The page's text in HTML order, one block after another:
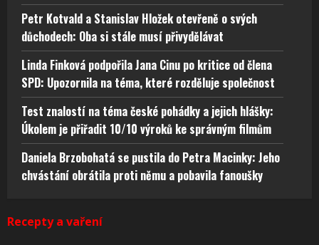
Petr Kotvald a Stanislav Hložek otevřeně o svých
důchodech: Oba si stále musí přivydělávat
Linda Finková podpořila Jana Cinu po kritice od člena
SPD: Upozornila na téma, které rozděluje společnost
Test znalostí na téma české pohádky a jejich hlášky:
Úkolem je přiřadit 10/10 výroků ke správným filmům
Daniela Brzobohatá se pustila do Petra Macinky: Jeho
chvástání obrátila proti němu a pobavila fanoušky
Recepty a vaření